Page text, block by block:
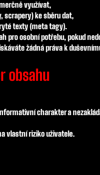
využívat,
scrapery) ke sběru dat,
texty (meta tagy).
pro osobní potřebu, pokud
žádná práva k
obsahu
charakter a
vlastní riziko uživatele.